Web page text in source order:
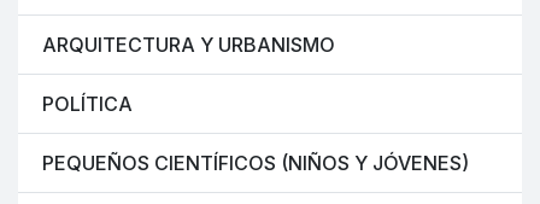
ARQUITECTURA Y URBANISMO
POLÍTICA
PEQUEÑOS CIENTÍFICOS (NIÑOS Y JÓVENES)